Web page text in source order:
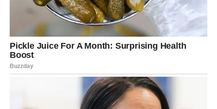
slučajevima, obitelj može odlučiti da zajedno razgovaraju
o raspodjeli imovine, što može dodatno unaprijediti
odnose i izgraditi povjerenje među članovima porodice.
tom procesu, porodice često otkriju nova rješenja koja
im pomažu da bolje razumiju jedni druge.
Uključivanje filantropskog aspekta
Kako starimo, mnogi od nas počinju razmišljati o tome